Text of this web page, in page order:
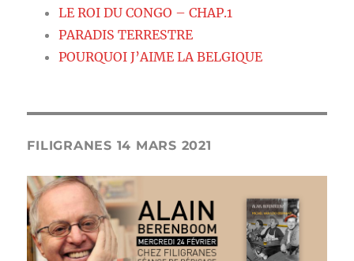
LE ROI DU CONGO – CHAP.1
PARADIS TERRESTRE
POURQUOI J’AIME LA BELGIQUE
FILIGRANES 14 MARS 2021